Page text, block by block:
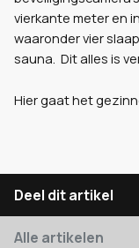
vierkante meter en
waaronder vier
sauna. Dit alles is
Hier gaat het
Deel dit artikel
Alle artikelen